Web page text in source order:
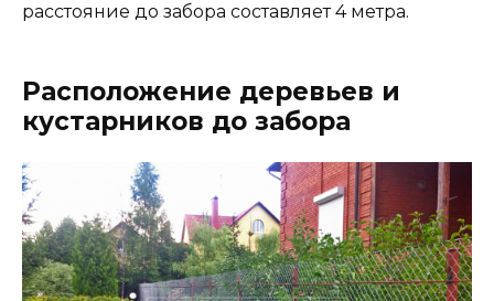
расстояние до забора составляет 4 метра.
Расположение деревьев и
кустарников до забора